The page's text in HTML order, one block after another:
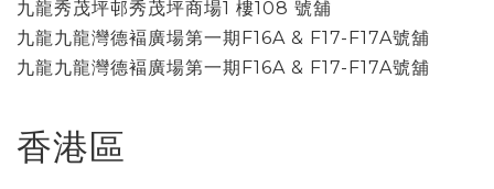
九龍秀茂坪邨秀茂坪商場1 樓108 號舖
九龍九龍灣德褔廣場第一期F16A & F17-F17A號舖
九龍九龍灣德褔廣場第一期F16A & F17-F17A號舖
香港區